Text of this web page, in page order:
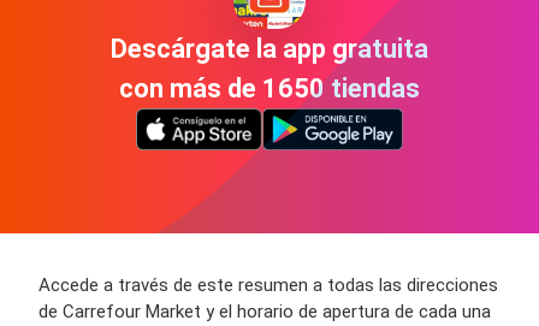
Descárgate la app gratuita
con más de 1650 tiendas
Accede a través de este resumen a todas las direcciones
de Carrefour Market y el horario de apertura de cada una